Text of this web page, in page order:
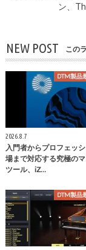
ン、
NEW POST この
DTM製品
2026.8.7
入門者からプロフェッ
場まで対応する究極の
ツール、iZ…
DTM製品